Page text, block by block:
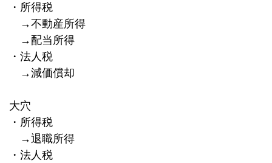
・所得税
→不動産所得
→配当所得
・法人税
→減価償却
大穴
・所得税
→退職所得
・法人税